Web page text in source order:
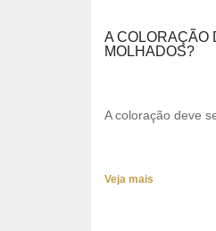
A COLORAÇÃO
MOLHADOS?
A coloração deve
Veja mais